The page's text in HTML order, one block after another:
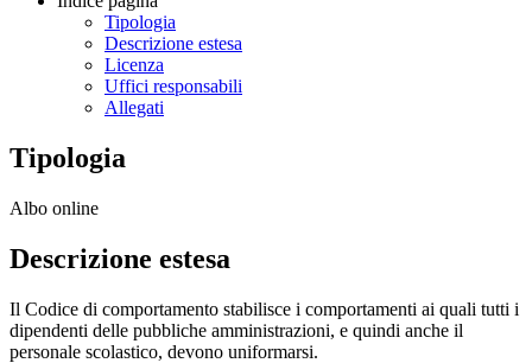
Tipologia
Descrizione estesa
Licenza
Uffici responsabili
Allegati
Tipologia
Albo online
Descrizione estesa
Il Codice di comportamento stabilisce i comportamenti ai quali tutti i
dipendenti delle pubbliche amministrazioni, e quindi anche il
personale scolastico, devono uniformarsi.